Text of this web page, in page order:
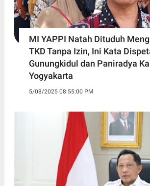
MI YAPPI Natah Dituduh
TKD Tanpa Izin, Ini Kata
Gunungkidul dan Paniradya
Yogyakarta
5/08/2025 08:55:00 PM